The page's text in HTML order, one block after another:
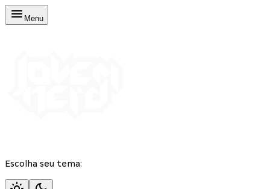
Menu
Escolha seu tema: